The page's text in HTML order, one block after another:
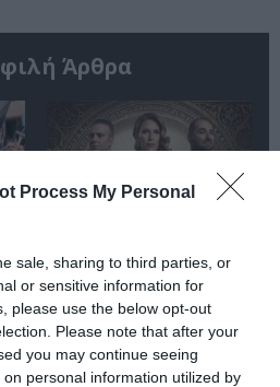
Process My Personal
sale, sharing to third parties, or
or sensitive information for
please use the below opt-out
Please note that after your
you may continue seeing
personal information utilized by
Άρθρα
Αυτοκράτειρα του
Βυζαντίου: Η νέα
ελληνική όπερα του
Θεόδωρου Στάθη
στο θέατρο
Ολύμπια